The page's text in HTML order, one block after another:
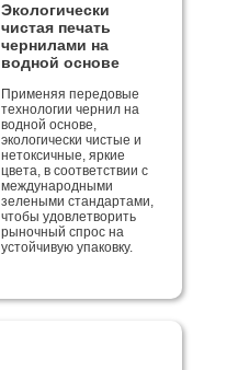
Экологически
чистая печать
чернилами на
водной основе
Применяя передовые
технологии чернил на
водной основе,
экологически чистые и
нетоксичные, яркие
цвета, в соответствии с
международными
зелеными стандартами,
чтобы удовлетворить
рыночный спрос на
устойчивую упаковку.